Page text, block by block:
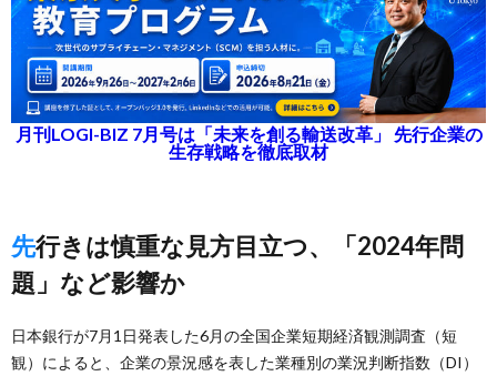
月刊LOGI-BIZ 7月号は「未来を創る輸送改革」 先行企業の
生存戦略を徹底取材
先行きは慎重な見方目立つ、「2024年問
題」など影響か
日本銀行が7月1日発表した6月の全国企業短期経済観測調査（短
観）によると、企業の景況感を表した業種別の業況判断指数（DI）